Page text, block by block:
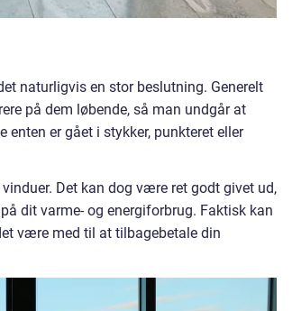
naturligvis en stor beslutning. Generelt
på dem løbende, så man undgår at
er gået i stykker, punkteret eller
Det kan dog være ret godt givet ud,
dit varme- og energiforbrug. Faktisk kan
være med til at tilbagebetale din